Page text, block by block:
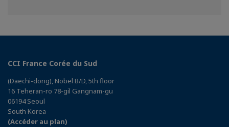
CCI France Corée du Sud
(Daechi-dong), Nobel B/D, 5th floor
16 Teheran-ro 78-gil Gangnam-gu
06194 Seoul
South Korea
(Accéder au plan)